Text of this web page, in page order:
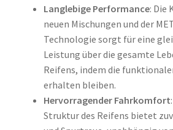
Langlebige Performance: Die
neuen Mischungen und der
Technologie sorgt für eine
Leistung über die gesamte
Reifens, indem die
erhalten bleiben.
Hervorragender Fahrkomfort
Struktur des Reifens bietet